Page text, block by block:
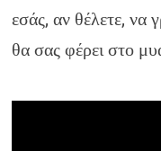
εσάς, αν θέλετε, να
θα σας φέρει στο